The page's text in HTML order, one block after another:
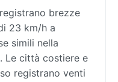
brezze
23 km/h a
simili nella
Le città costiere e
registrano venti